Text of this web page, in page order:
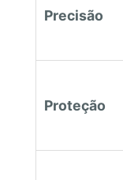
Precisão
Proteção